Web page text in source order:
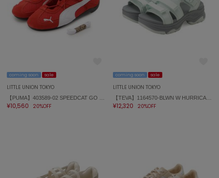
USAGI Gift
ウサギギフト
ウサギヴィンテージ
VEJA
coming soon sale
LITTLE UNION TOKYO
¥10,560 20%OFF
coming soon sale
LITTLE UNION TOKYO
【TEVA】1164570-BLWN W HURRICANE AMPSOLE GAILA
¥12,320 20%OFF